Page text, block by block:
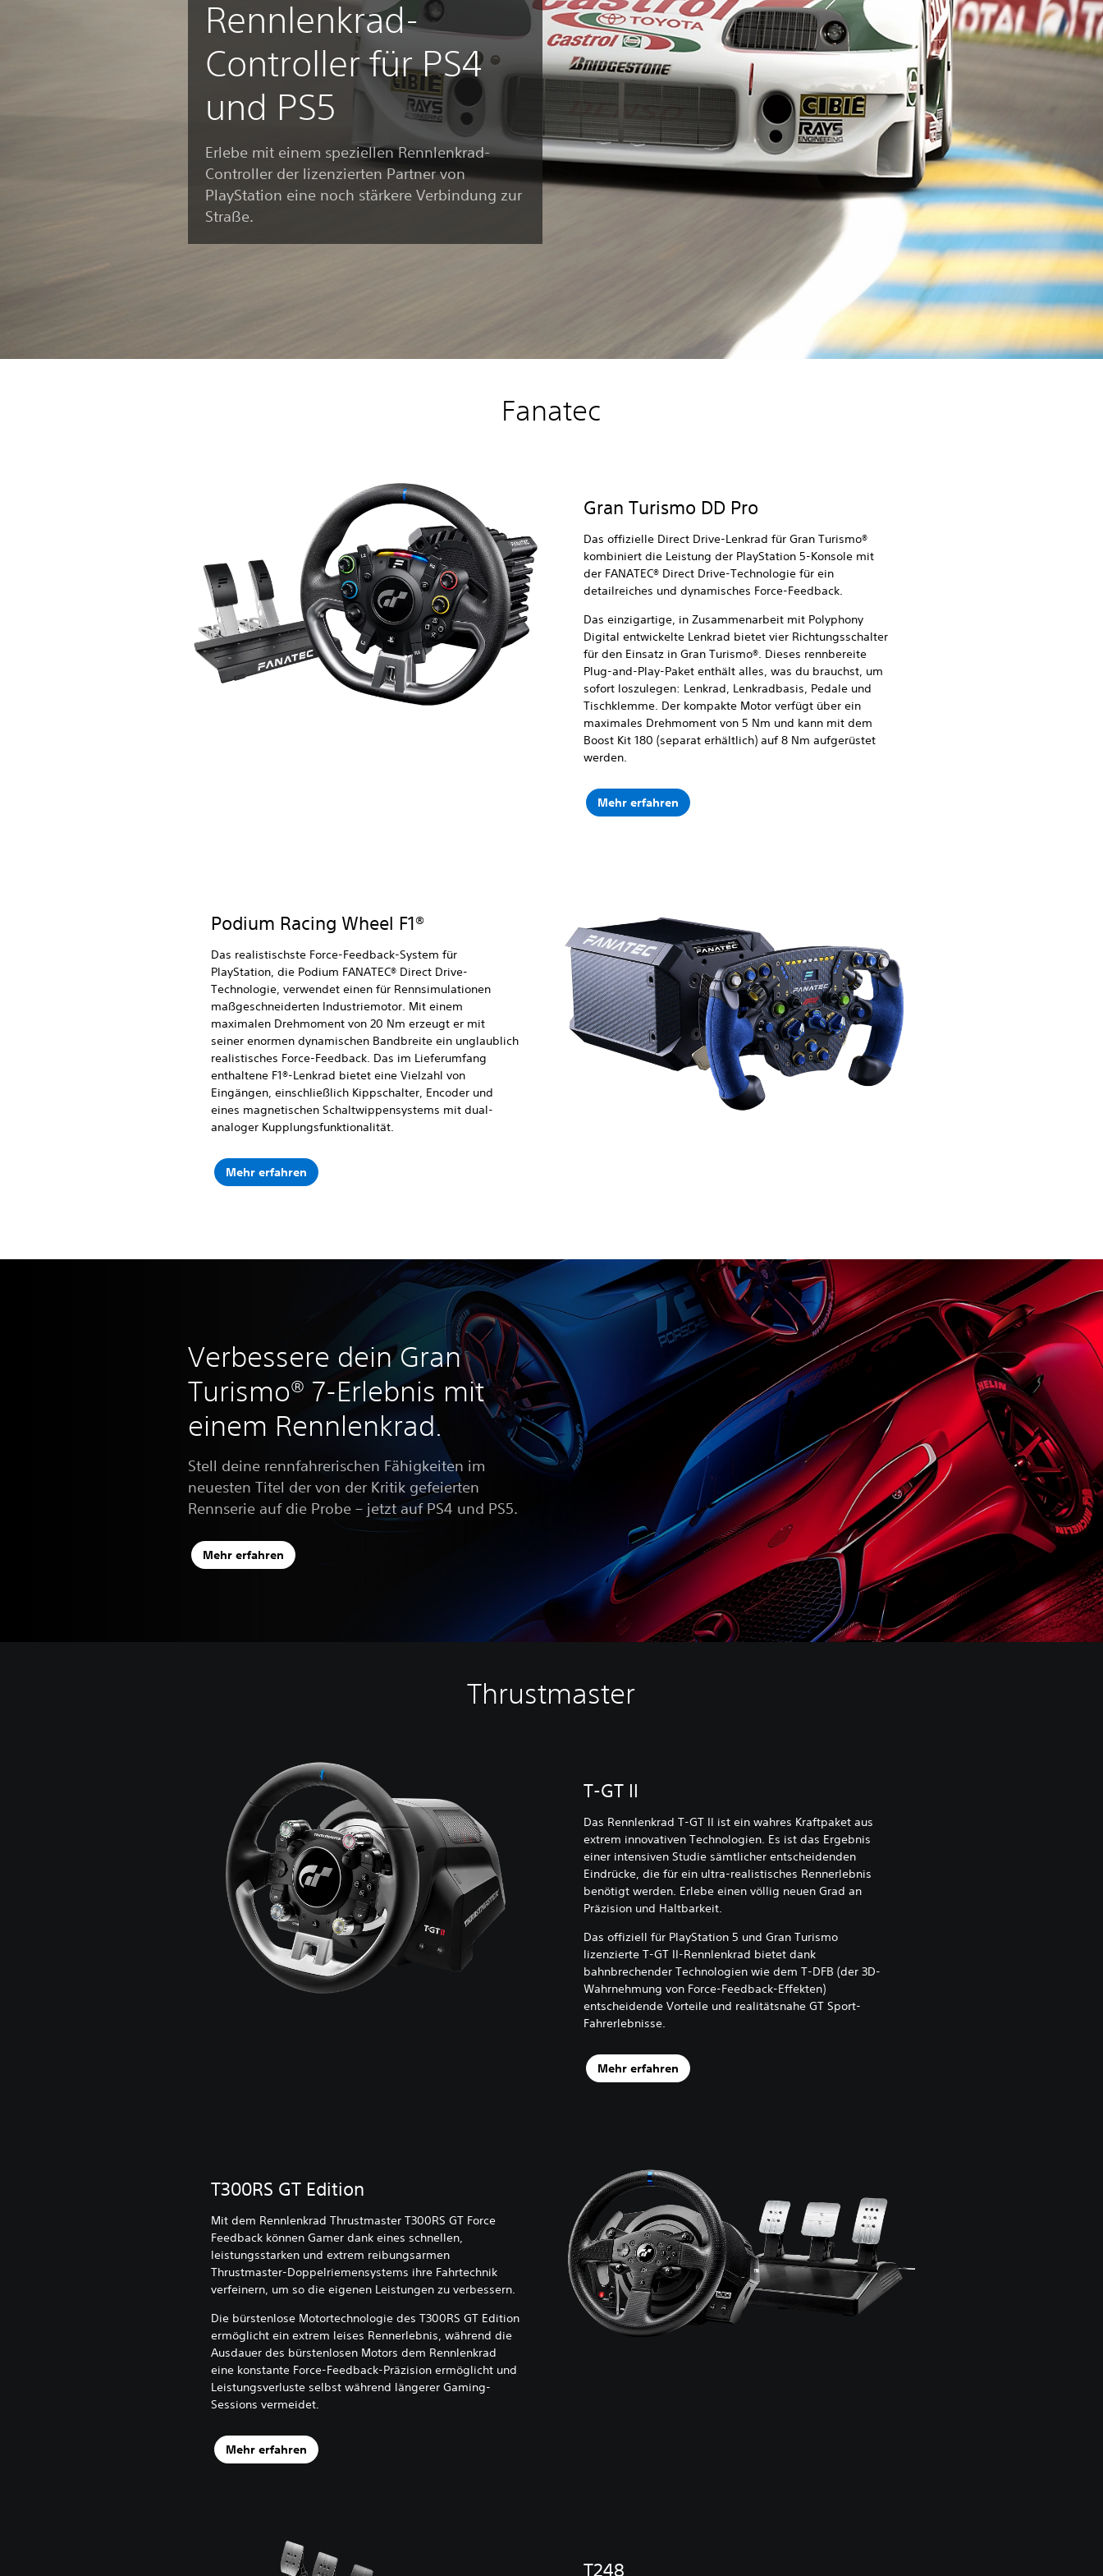
Rennlenkrad-
Controller für PS4
und PS5
Erlebe mit einem speziellen Rennlenkrad-
Controller der lizenzierten Partner von
PlayStation eine noch stärkere Verbindung zur
Straße.
Fanatec
Gran Turismo DD Pro
Das offizielle Direct Drive-Lenkrad für Gran Turismo®
kombiniert die Leistung der PlayStation 5-Konsole mit
der FANATEC® Direct Drive-Technologie für ein
detailreiches und dynamisches Force-Feedback.
Das einzigartige, in Zusammenarbeit mit Polyphony
Digital entwickelte Lenkrad bietet vier Richtungsschalter
für den Einsatz in Gran Turismo®. Dieses rennbereite
Plug-and-Play-Paket enthält alles, was du brauchst, um
sofort loszulegen: Lenkrad, Lenkradbasis, Pedale und
Tischklemme. Der kompakte Motor verfügt über ein
maximales Drehmoment von 5 Nm und kann mit dem
Boost Kit 180 (separat erhältlich) auf 8 Nm aufgerüstet
werden.
Mehr erfahren
Podium Racing Wheel F1®
Das realistischste Force-Feedback-System für
PlayStation, die Podium FANATEC® Direct Drive-
Technologie, verwendet einen für Rennsimulationen
maßgeschneiderten Industriemotor. Mit einem
maximalen Drehmoment von 20 Nm erzeugt er mit
seiner enormen dynamischen Bandbreite ein unglaublich
realistisches Force-Feedback. Das im Lieferumfang
enthaltene F1®-Lenkrad bietet eine Vielzahl von
Eingängen, einschließlich Kippschalter, Encoder und
eines magnetischen Schaltwippensystems mit dual-
analoger Kupplungsfunktionalität.
Mehr erfahren
Verbessere dein Gran
Turismo® 7-Erlebnis mit
einem Rennlenkrad.
Stell deine rennfahrerischen Fähigkeiten im
neuesten Titel der von der Kritik gefeierten
Rennserie auf die Probe – jetzt auf PS4 und PS5.
Mehr erfahren
Thrustmaster
T-GT II
Das Rennlenkrad T-GT II ist ein wahres Kraftpaket aus
extrem innovativen Technologien. Es ist das Ergebnis
einer intensiven Studie sämtlicher entscheidenden
Eindrücke, die für ein ultra-realistisches Rennerlebnis
benötigt werden. Erlebe einen völlig neuen Grad an
Präzision und Haltbarkeit.
Das offiziell für PlayStation 5 und Gran Turismo
lizenzierte T-GT II-Rennlenkrad bietet dank
bahnbrechender Technologien wie dem T-DFB (der 3D-
Wahrnehmung von Force-Feedback-Effekten)
entscheidende Vorteile und realitätsnahe GT Sport-
Fahrerlebnisse.
Mehr erfahren
T300RS GT Edition
Mit dem Rennlenkrad Thrustmaster T300RS GT Force
Feedback können Gamer dank eines schnellen,
leistungsstarken und extrem reibungsarmen
Thrustmaster-Doppelriemensystems ihre Fahrtechnik
verfeinern, um so die eigenen Leistungen zu verbessern.
Die bürstenlose Motortechnologie des T300RS GT Edition
ermöglicht ein extrem leises Rennerlebnis, während die
Ausdauer des bürstenlosen Motors dem Rennlenkrad
eine konstante Force-Feedback-Präzision ermöglicht und
Leistungsverluste selbst während längerer Gaming-
Sessions vermeidet.
Mehr erfahren
T248